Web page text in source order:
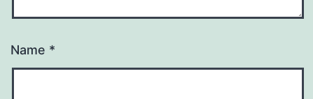
Name *